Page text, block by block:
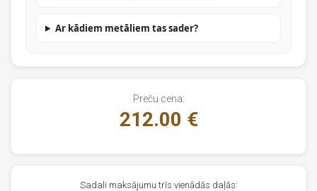
Ar kādiem metāliem tas sader?
Preču cena:
212.00 €
Sadali maksājumu trīs vienādās daļās: